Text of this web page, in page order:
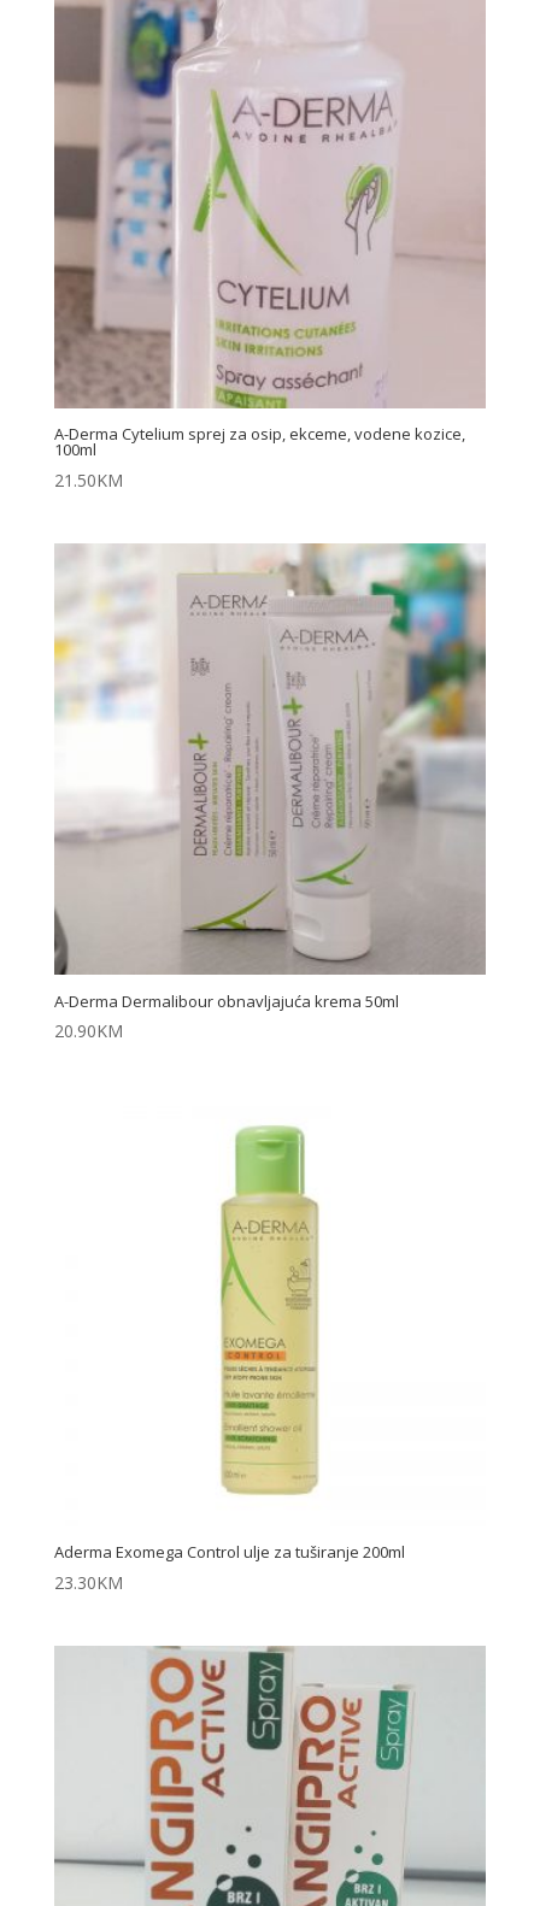
A-Derma Cytelium sprej za osip, ekceme, vodene kozice,
100ml
21.50KM
A-Derma Dermalibour obnavljajuća krema 50ml
20.90KM
Aderma Exomega Control ulje za tuširanje 200ml
23.30KM